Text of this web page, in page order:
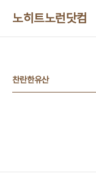
노히트노런닷컴
찬란한유산